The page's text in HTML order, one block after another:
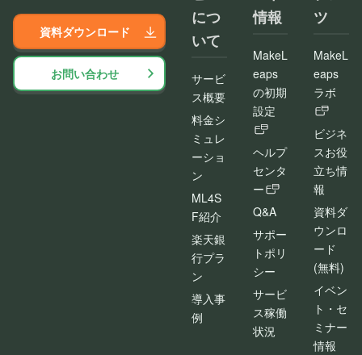
資料ダウンロード
お問い合わせ
につ
いて
サービ
ス概要
料金シ
ミュレ
ーショ
ン
ML4S
F紹介
楽天銀
行プラ
ン
導入事
例
情報
MakeL
eaps
の初期
設定
ヘルプ
センタ
ー
Q&A
サポー
トポリ
シー
サービ
ス稼働
状況
ツ
MakeL
eaps
ラボ
ビジネ
スお役
立ち情
報
資料ダ
ウンロ
ード
(無料)
イベン
ト・セ
ミナー
情報